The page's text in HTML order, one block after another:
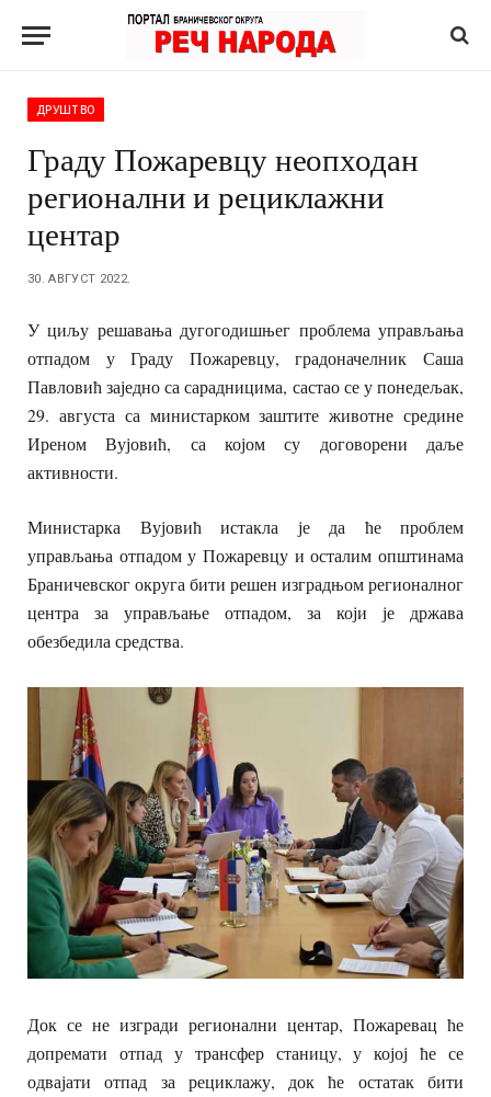
ДРУШТВО
Граду Пожаревцу неопходан
регионални и рециклажни
центар
30. АВГУСТ 2022.
У циљу решавања дугогодишњег проблема управљања
отпадом у Граду Пожаревцу, градоначелник Саша
Павловић заједно са сарадницима, састао се у понедељак,
29. августа са министарком заштите животне средине
Иреном Вујовић, са којом су договорени даље
активности.
Министарка Вујовић истакла је да ће проблем
управљања отпадом у Пожаревцу и осталим општинама
Браничевског округа бити решен изградњом регионалног
центра за управљање отпадом, за који је држава
обезбедила средства.
Док се не изгради регионални центар, Пожаревац ће
допремати отпад у трансфер станицу, у којој ће се
одвајати отпад за рециклажу, док ће остатак бити